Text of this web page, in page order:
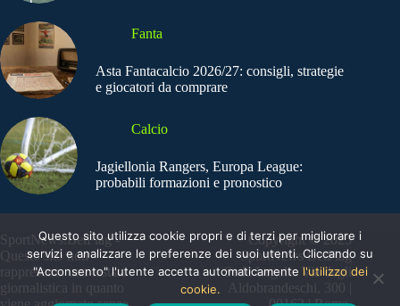
Fanta
Asta Fantacalcio 2026/27: consigli, strategie
e giocatori da comprare
Calcio
Jagiellonia Rangers, Europa League:
probabili formazioni e pronostico
SportNews.BetFlag -
Questo sito non
rappresenta una testata
giornalistica in quanto
Copyright © 2025
SportNews BetFlag
Sede Legale: Via degli
Aldobrandeschi, 300 |
Questo sito utilizza cookie propri e di terzi per migliorare i
servizi e analizzare le preferenze dei suoi utenti. Cliccando su
"Acconsento" l'utente accetta automaticamente l'utilizzo dei
cookie.